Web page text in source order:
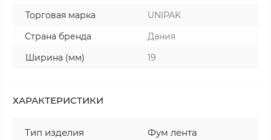
Торговая марка
UNIPAK
Страна бренда
Дания
Ширина (мм)
19
ХАРАКТЕРИСТИКИ
Тип изделия Фум лента